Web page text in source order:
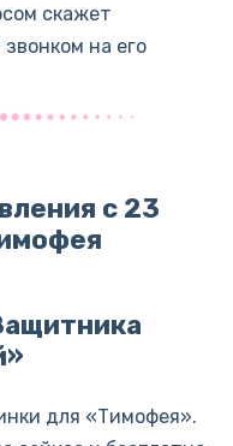
скажет
на его
с 23
для «Тимофея».